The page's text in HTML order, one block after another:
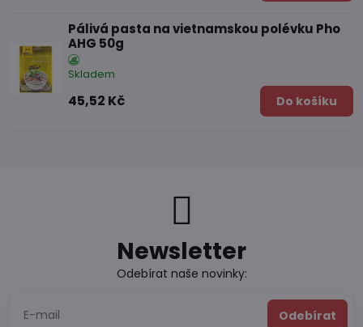
Pálivá pasta na vietnamskou polévku Pho
AHG 50g
Skladem
45,52 Kč Do košíku
Newsletter
Odebírat naše novinky:
Odebírat